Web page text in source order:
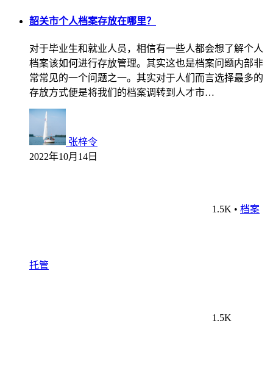
韶关市个人档案存放在哪里？
对于毕业生和就业人员，相信有一些人都会想了解个人
档案该如何进行存放管理。其实这也是档案问题内部非
常常见的一个问题之一。其实对于人们而言选择最多的
存放方式便是将我们的档案调转到人才市…
张梓令
2022年10月14日
1.5K • 档案
托管
1.5K